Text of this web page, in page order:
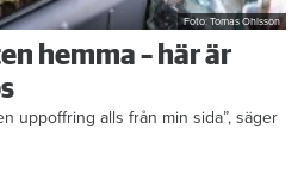
Foto: Tomas Ohlsson
hemma – här är
uppoffring alls från min sida”, säger